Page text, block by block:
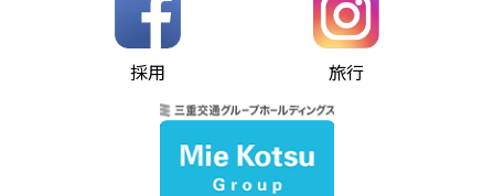
コミュニティバス
バス・タクシー交通広告
異常事態発生時のお願い
個人情報保護方針
ソーシャルメディア運用ポリシー
ホームページのご利用にあたって
Notes for Using this Website
採用 旅行